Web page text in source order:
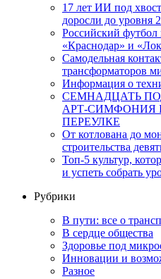
17 лет ИИ под
доросли до уровня
Российский
«Краснодар» и
Самодельная
трансформаторов
Информация о
СЕМНАДЦАТЬ
АРТ-СИМФОНИЯ
ПЕРЕУЛКЕ
От котлована до
строительства
Топ-5 культур,
и успеть собрать
Рубрики
В пути: все о
В сердце общества
Здоровье под
Инновации и
Разное